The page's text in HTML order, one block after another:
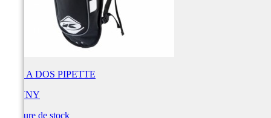
SAC A DOS PIPETTE
KENNY
Rupture de stock